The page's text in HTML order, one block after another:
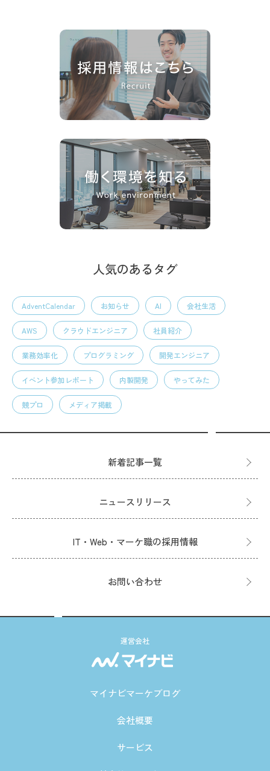
人気のあるタグ
AdventCalendar お知らせ AI 会社生活
AWS クラウドエンジニア 社員紹介
業務効率化 プログラミング 開発エンジニア
イベント参加レポート 内製開発 やってみた
競プロ メディア掲載
新着記事一覧
ニュースリリース
IT・Web・マーケ職の採用情報
お問い合わせ
運営会社
マイナビマーケブログ
会社概要
サービス